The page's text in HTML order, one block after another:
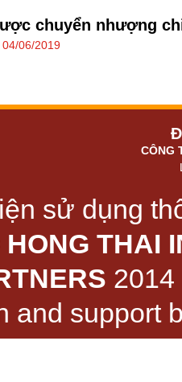
chuyển nhượng
04/06/2019
CÔNG
sử dụng
HONG THAI
2014
and support